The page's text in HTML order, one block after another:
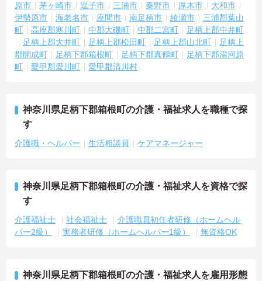
原市
茅ヶ崎市 逗子市 三浦市 秦野市 厚木市
大和市
伊勢原市
海老名市 座間市 南足柄市 綾瀬市
三浦郡葉山
町
高座郡寒川町 中郡大磯町 中郡二宮町
足柄上郡中井町
足柄上郡大井町
足柄上郡松田町 足柄上郡山北町
足柄上
郡開成町
足柄下郡箱根町 足柄下郡真鶴町
足柄下郡湯河原
町
愛甲郡愛川町 愛甲郡清川村
神奈川県足柄下郡箱根町の介護・福祉求人を職種で探
す
介護職・ヘルパー 生活相談員 ケアマネージャー
神奈川県足柄下郡箱根町の介護・福祉求人を資格で探
す
介護福祉士 社会福祉士
介護職員初任者研修（ホームヘル
パー2級）
実務者研修（ホームヘルパー1級） 無資格OK
神奈川県足柄下郡箱根町の介護・福祉求人を雇用形態